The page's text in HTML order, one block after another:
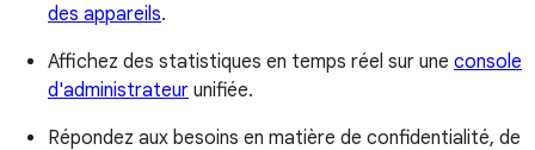
des appareils.
Affichez des statistiques en temps réel sur une console
d'administrateur unifiée.
Répondez aux besoins en matière de confidentialité, de